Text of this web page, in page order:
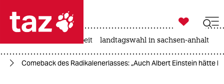
 taz zahl ich
taz zahl ich

taz zahl ich
arbeit landtagswahl in sachsen-anhalt
Comeback des Radikalenerlasses: „Auch Albert Einstein hätte